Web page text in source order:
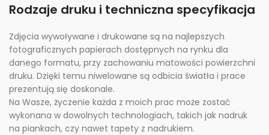
Rodzaje druku i techniczna specyfikacja
Zdjęcia wywoływane i drukowane są na najlepszych
fotograficznych papierach dostępnych na rynku dla
danego formatu, przy zachowaniu matowości powierzchni
druku. Dzięki temu niwelowane są odbicia światła i prace
prezentują się doskonale.
Na Wasze, życzenie każda z moich prac może zostać
wykonana w dowolnych technologiach, takich jak nadruk
na piankach, czy nawet tapety z nadrukiem.